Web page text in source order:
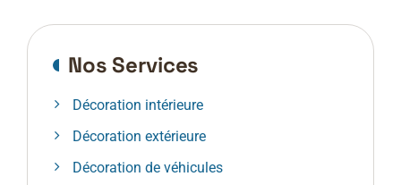
Nos Services
Décoration intérieure
Décoration extérieure
Décoration de véhicules